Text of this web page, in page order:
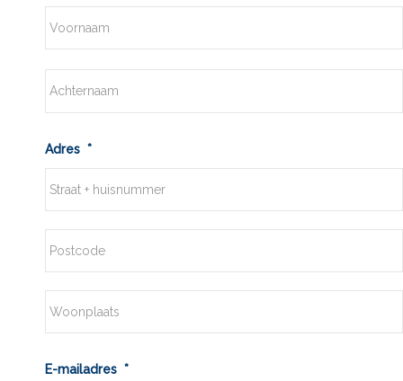
Voornaam
Adres *
Straat
huisnummer
Postcode
E-mailadres *